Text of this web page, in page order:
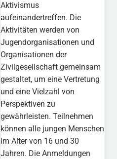
Aktivismus
aufeinandertreffen. Die
Aktivitäten werden von
Jugendorganisationen und
Organisationen der
Zivilgesellschaft gemeinsam
gestaltet, um eine Vertretung
und eine Vielzahl von
Perspektiven zu
gewährleisten. Teilnehmen
können alle jungen Menschen
im Alter von 16 und 30
Jahren. Die Anmeldungen